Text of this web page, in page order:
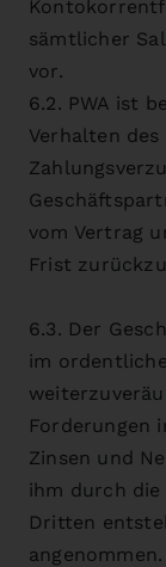
sämtlicher
vor.
6.2. PWA ist
Verhalten
vom Vertrag
Frist
6.3. Der
im
Forderungen
Zinsen und
ihm durch die
Dritten